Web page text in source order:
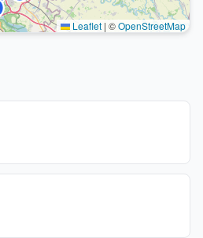
Leaflet | ©OpenStreetMap